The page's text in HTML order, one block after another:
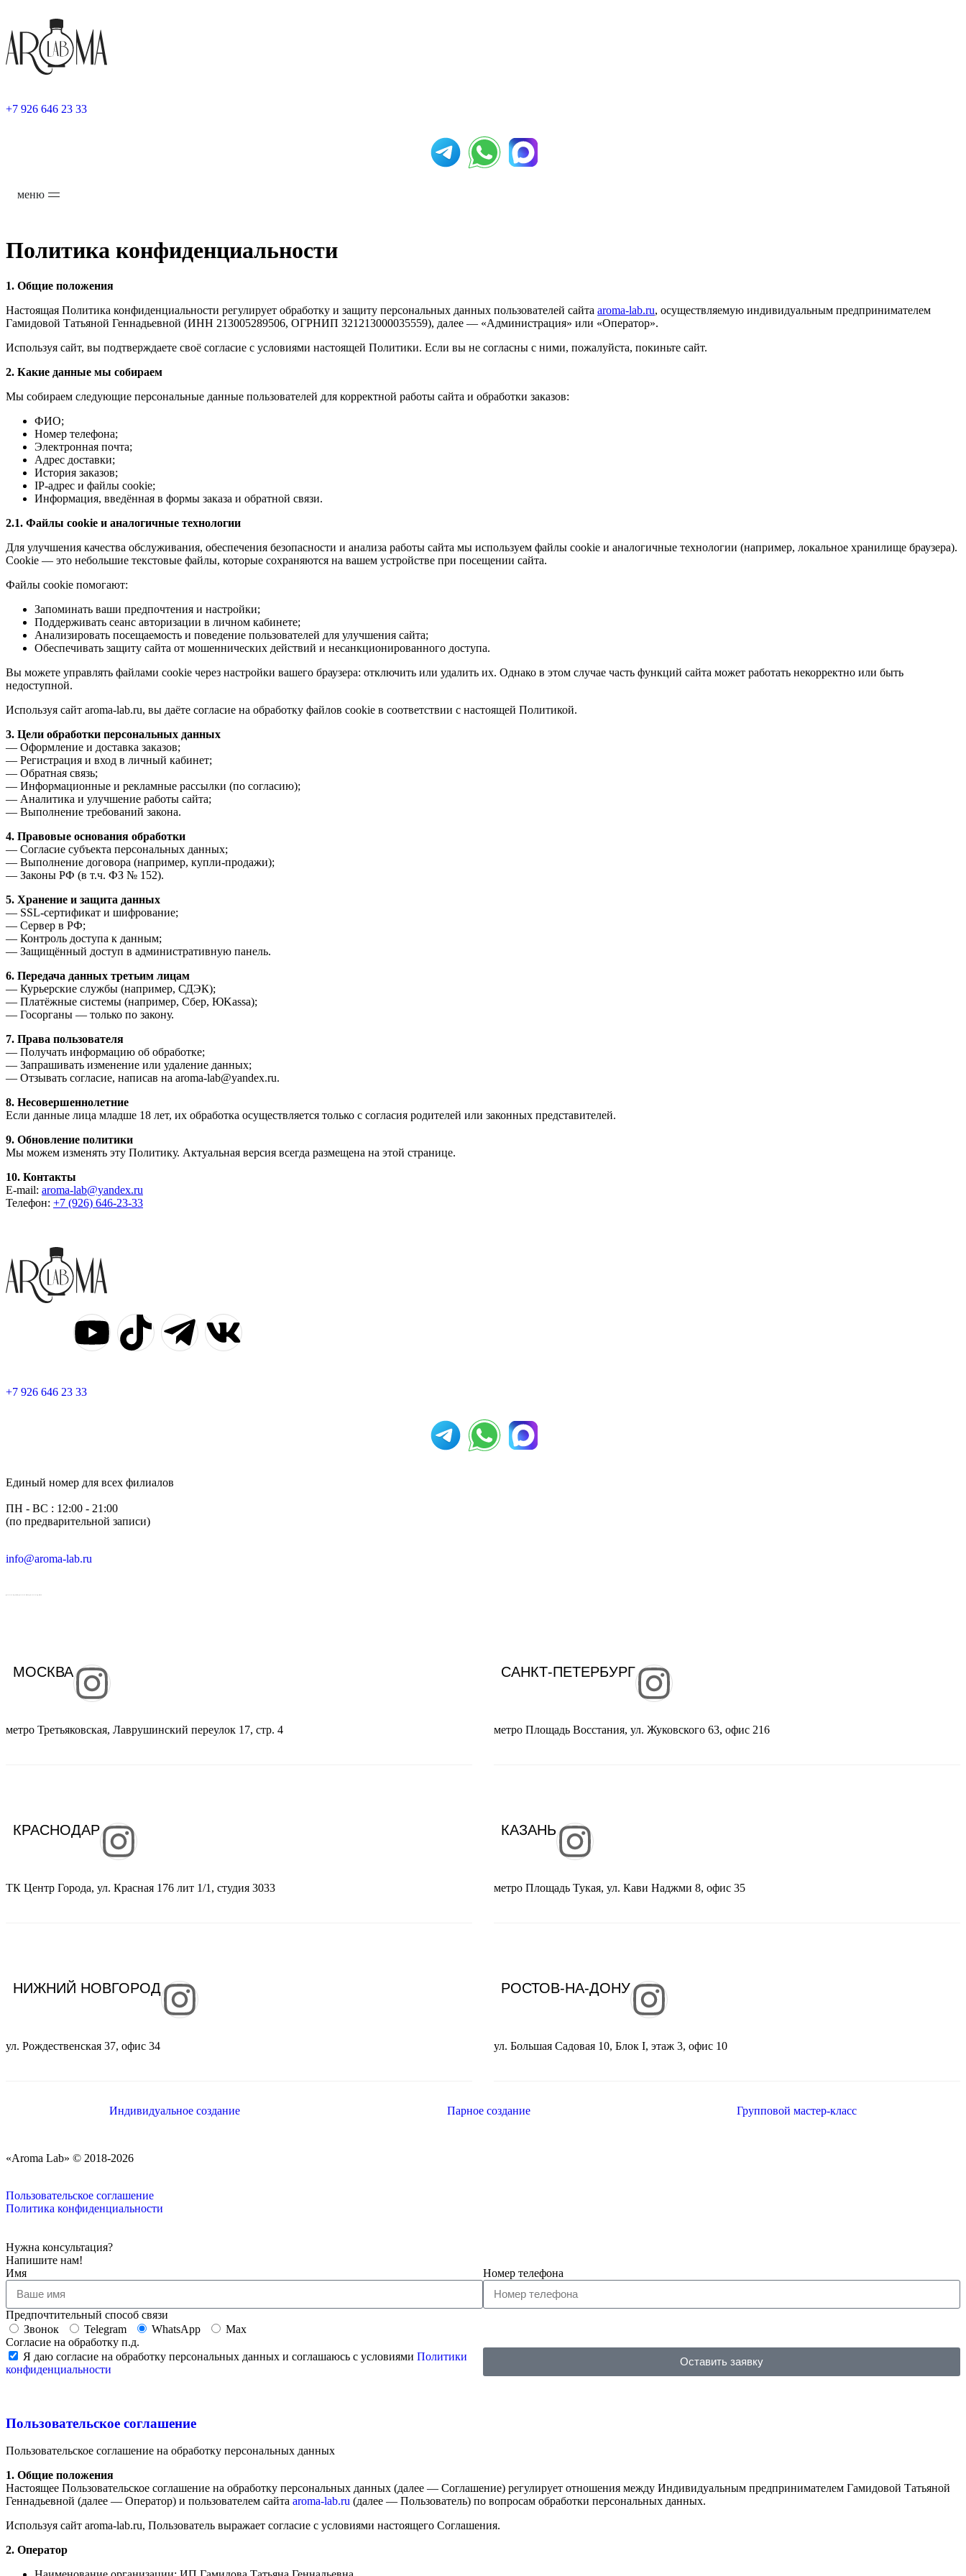
+7 926 646 23 33
меню
Политика конфиденциальности
1. Общие положения
Настоящая Политика конфиденциальности регулирует обработку и защиту персональных данных пользователей сайта aroma-lab.ru, осуществляемую индивидуальным предпринимателем
Гамидовой Татьяной Геннадьевной (ИНН 213005289506, ОГРНИП 321213000035559), далее — «Администрация» или «Оператор».
Используя сайт, вы подтверждаете своё согласие с условиями настоящей Политики. Если вы не согласны с ними, пожалуйста, покиньте сайт.
2. Какие данные мы собираем
Мы собираем следующие персональные данные пользователей для корректной работы сайта и обработки заказов:
ФИО;
Номер телефона;
Электронная почта;
Адрес доставки;
История заказов;
IP-адрес и файлы cookie;
Информация, введённая в формы заказа и обратной связи.
2.1. Файлы cookie и аналогичные технологии
Для улучшения качества обслуживания, обеспечения безопасности и анализа работы сайта мы используем файлы cookie и аналогичные технологии (например, локальное хранилище браузера).
Cookie — это небольшие текстовые файлы, которые сохраняются на вашем устройстве при посещении сайта.
Файлы cookie помогают:
Запоминать ваши предпочтения и настройки;
Поддерживать сеанс авторизации в личном кабинете;
Анализировать посещаемость и поведение пользователей для улучшения сайта;
Обеспечивать защиту сайта от мошеннических действий и несанкционированного доступа.
Вы можете управлять файлами cookie через настройки вашего браузера: отключить или удалить их. Однако в этом случае часть функций сайта может работать некорректно или быть
недоступной.
Используя сайт aroma-lab.ru, вы даёте согласие на обработку файлов cookie в соответствии с настоящей Политикой.
3. Цели обработки персональных данных
— Оформление и доставка заказов;
— Регистрация и вход в личный кабинет;
— Обратная связь;
— Информационные и рекламные рассылки (по согласию);
— Аналитика и улучшение работы сайта;
— Выполнение требований закона.
4. Правовые основания обработки
— Согласие субъекта персональных данных;
— Выполнение договора (например, купли-продажи);
— Законы РФ (в т.ч. ФЗ № 152).
5. Хранение и защита данных
— SSL-сертификат и шифрование;
— Сервер в РФ;
— Контроль доступа к данным;
— Защищённый доступ в административную панель.
6. Передача данных третьим лицам
— Курьерские службы (например, СДЭК);
— Платёжные системы (например, Сбер, ЮKassa);
— Госорганы — только по закону.
7. Права пользователя
— Получать информацию об обработке;
— Запрашивать изменение или удаление данных;
— Отзывать согласие, написав на aroma-lab@yandex.ru.
8. Несовершеннолетние
Если данные лица младше 18 лет, их обработка осуществляется только с согласия родителей или законных представителей.
9. Обновление политики
Мы можем изменять эту Политику. Актуальная версия всегда размещена на этой странице.
10. Контакты
E-mail: aroma-lab@yandex.ru
Телефон: +7 (926) 646-23-33
+7 926 646 23 33
Единый номер для всех филиалов
ПН - ВС : 12:00 - 21:00
(по предварительной записи)
info@aroma-lab.ru
МОСКВА
метро Третьяковская, Лаврушинский переулок 17, стр. 4
САНКТ-ПЕТЕРБУРГ
метро Площадь Восстания, ул. Жуковского 63, офис 216
КРАСНОДАР
ТК Центр Города, ул. Красная 176 лит 1/1, студия 3033
КАЗАНЬ
метро Площадь Тукая, ул. Кави Наджми 8, офис 35
НИЖНИЙ НОВГОРОД
ул. Рождественская 37, офис 34
РОСТОВ-НА-ДОНУ
ул. Большая Садовая 10, Блок I, этаж 3, офис 10
Индивидуальное создание Парное создание Групповой мастер-класс
«Aroma Lab» © 2018-2026
Пользовательское соглашение
Политика конфиденциальности
Нужна консультация?
Напишите нам!
Имя
Номер телефона
Предпочтительный способ связи
Звонок
Telegram WhatsApp
Max
Cогласие на обработку п.д.
Я даю согласие на обработку персональных данных и соглашаюсь с условиями Политики
конфиденциальности
Оставить заявку
Пользовательское соглашение
Пользовательское соглашение на обработку персональных данных
1. Общие положения
Настоящее Пользовательское соглашение на обработку персональных данных (далее — Соглашение) регулирует отношения между Индивидуальным предпринимателем Гамидовой Татьяной
Геннадьевной (далее — Оператор) и пользователем сайта aroma-lab.ru (далее — Пользователь) по вопросам обработки персональных данных.
Используя сайт aroma-lab.ru, Пользователь выражает согласие с условиями настоящего Соглашения.
2. Оператор